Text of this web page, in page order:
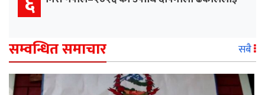
सम्वन्धित समाचार सबै